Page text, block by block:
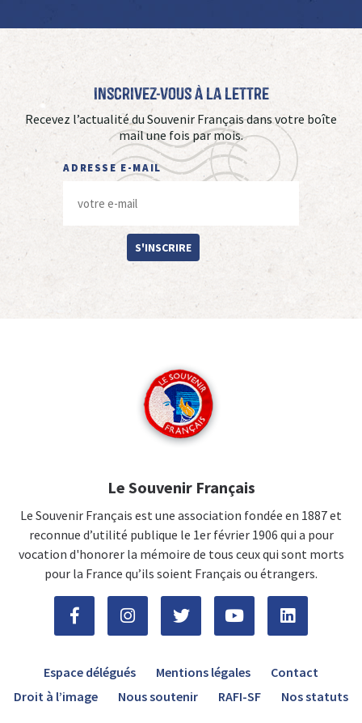
Inscrivez-vous à La Lettre
Recevez l’actualité du Souvenir Français dans votre boîte
mail une fois par mois.
ADRESSE E-MAIL
S'INSCRIRE
Le Souvenir Français
Le Souvenir Français est une association fondée en 1887 et
reconnue d’utilité publique le 1er février 1906 qui a pour
vocation d'honorer la mémoire de tous ceux qui sont morts
pour la France qu’ils soient Français ou étrangers.
Espace délégués Mentions légales
Contact
Droit à l’image
Nous soutenir RAFI-SF Nos statuts